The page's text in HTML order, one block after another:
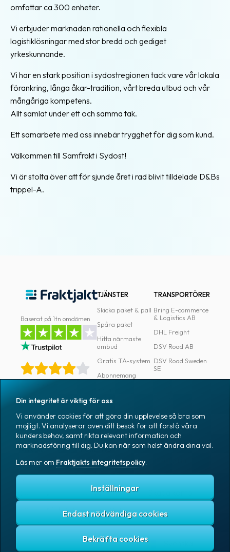
omfattar ca 300 enheter.
Vi erbjuder marknaden rationella och flexibla
logistiklösningar med stor bredd och gediget
yrkeskunnande.
Vi har en stark position i sydostregionen tack vare vår lokala
förankring, långa åkar-tradition, vårt breda utbud och vår
mångåriga kompetens.
Allt samlat under ett och samma tak.
Ett samarbete med oss innebär trygghet för dig som kund.
Välkommen till Samfrakt i Sydost!
Vi är stolta över att för sjunde året i rad blivit tilldelade D&Bs
trippel-A.
Baserat på 1tn omdömen
TJÄNSTER
Skicka paket & pall
Spåra paket
Hitta närmaste
ombud
Gratis TA-system
Abonnemang
Verktyg för
Automatiseringar
TRANSPORTÖRER
Bring E-commerce
& Logistics AB
DHL Freight
DSV Road AB
DSV Road Sweden
SE
PostNord Sverige
AB
UPS
VAROR
Samtliga varor
FÖRETAG
Om Fraktjakt
Medarbetare
Blogg
Din integritet är viktig för oss
Vi använder cookies för att göra din upplevelse så bra som
möjligt. Vi analyserar även ditt besök för att förstå våra
kunders behov, samt rikta relevant information och
marknadsföring till dig. Du kan när som helst ändra dina val.
Läs mer om Fraktjakts integritetspolicy.
Inställningar
Endast nödvändiga cookies